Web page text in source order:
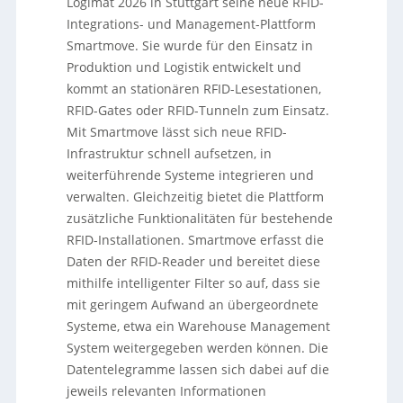
mehrere Lesestationen optimieren per
„Schwarmintelligenz“ kontinuierlich die Filterqualität
und damit die Leseergebnisse. Zudem kommt KI zum
Einsatz, um Materialflüsse auszuwerten, Prozesse
zu verbessern, Durchlaufzeiten zu senken und
Fachpersonal zu entlasten. Strategisch setzt das
Unternehmen damit den Kurs fort, RFID „weniger
komplex, aber hochfunktional“ zu machen („RFID
aber einfach“) – etwa für Kreislaufwirtschaft oder
ist die Modernisierung bestehender Installationen:
Smartmove ist hardwareunabhängig, kann auch
ältere Reader integrieren, bietet Remote-Monitoring
sowie Self-Service-Konfiguration und ist als SaaS
Plattform Update-Zyklen der Hardware-Hersteller
abfangen und Prozessausfälle durch Firmware-
Updates vermeiden, indem Updates zentral
ausgerollt werden. Laut Hersteller ist Smartmove
bereits bei Kunden im Einsatz; eine Inbetriebnahme
inklusive Schulung wurde in einem Praxisbeispiel in
drei Tagen umgesetzt.
Integrations- und Management-Plattform
Smartmove. Sie wurde für den Einsatz in
Produktion und Logistik entwickelt und
kommt an stationären RFID-Lesestationen,
RFID-Gates oder RFID-Tunneln zum Einsatz.
Mit Smartmove lässt sich neue RFID-
Infrastruktur schnell aufsetzen, in
weiterführende Systeme integrieren und
verwalten. Gleichzeitig bietet die Plattform
zusätzliche Funktionalitäten für bestehende
RFID-Installationen. Smartmove erfasst die
Daten der RFID-Reader und bereitet diese
mithilfe intelligenter Filter so auf, dass sie
mit geringem Aufwand an übergeordnete
Systeme, etwa ein Warehouse Management
System weitergegeben werden können. Die
Datentelegramme lassen sich dabei auf die
jeweils relevanten Informationen